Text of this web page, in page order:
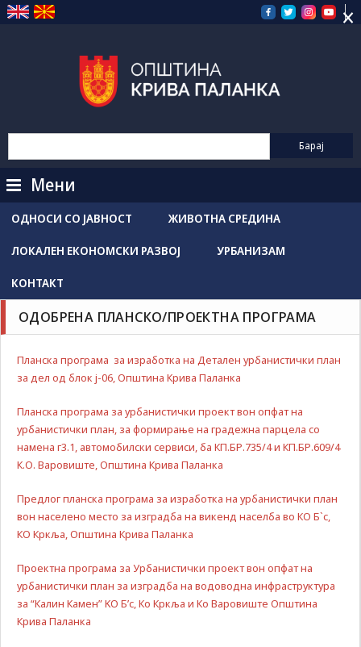
Прескокнете
Мени
ОДНОСИ СО ЈАВНОСТ ЖИВОТНА СРЕДИНА
ЛОКАЛЕН ЕКОНОМСКИ РАЗВОЈ УРБАНИЗАМ
КОНТАКТ
ОДОБРЕНА ПЛАНСКО/ПРОЕКТНА ПРОГРАМА
Планска програма за изработка на Детален урбанистички план
за дел од блок ј-06, Општина Крива Паланка
Планска програма за урбанистички проект вон опфат на
урбанистички план, за формирање на градежна парцела со
намена г3.1, автомобилски сервиси, ба КП.БР.735/4 и КП.БР.609/4
К.О. Варовиште, Општина Крива Паланка
Предлог планска програма за изработка на урбанистички план
вон населено место за изградба на викенд населба во КО Б`с,
КО Кркља, Општина Крива Паланка
Проектна програма за Урбанистички проект вон опфат на
урбанистички план за изградба на водоводна инфраструктура
за “Калин Камен” KO Б’с, Ко Кркља и Ко Варовиште Општина
Крива Паланка
×
Задолжителни
Сесиските
привремени
колачиња, кои се
зачувуваат во
датотеката на
Вашиот интернет
пребарувач
додека не ја
колачиња се
задолжителни за
одредени